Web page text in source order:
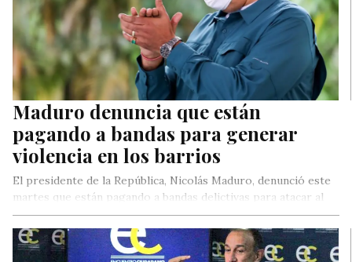
Maduro denuncia que están
pagando a bandas para generar
violencia en los barrios
El presidente de la República, Nicolás Maduro, denunció este
martes que están pagando a bandas delictivas para atacar al
pueblo…